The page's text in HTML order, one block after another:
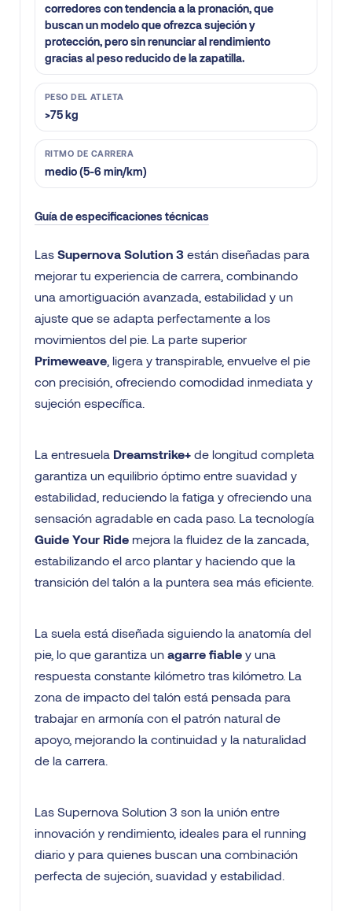
corredores con tendencia a la pronación, que
buscan un modelo que ofrezca sujeción y
protección, pero sin renunciar al rendimiento
gracias al peso reducido de la zapatilla.
PESO DEL ATLETA
>75 kg
RITMO DE CARRERA
medio (5-6 min/km)
Guía de especificaciones técnicas
Las Supernova Solution 3 están diseñadas para
mejorar tu experiencia de carrera, combinando
una amortiguación avanzada, estabilidad y un
ajuste que se adapta perfectamente a los
movimientos del pie. La parte superior
Primeweave , ligera y transpirable, envuelve el pie
con precisión, ofreciendo comodidad inmediata y
sujeción específica.
La entresuela Dreamstrike+ de longitud completa
garantiza un equilibrio óptimo entre suavidad y
estabilidad, reduciendo la fatiga y ofreciendo una
sensación agradable en cada paso. La tecnología
Guide Your Ride mejora la fluidez de la zancada,
estabilizando el arco plantar y haciendo que la
transición del talón a la puntera sea más eficiente.
La suela está diseñada siguiendo la anatomía del
pie, lo que garantiza un agarre fiable y una
respuesta constante kilómetro tras kilómetro. La
zona de impacto del talón está pensada para
trabajar en armonía con el patrón natural de
apoyo, mejorando la continuidad y la naturalidad
de la carrera.
Las Supernova Solution 3 son la unión entre
innovación y rendimiento, ideales para el running
diario y para quienes buscan una combinación
perfecta de sujeción, suavidad y estabilidad.